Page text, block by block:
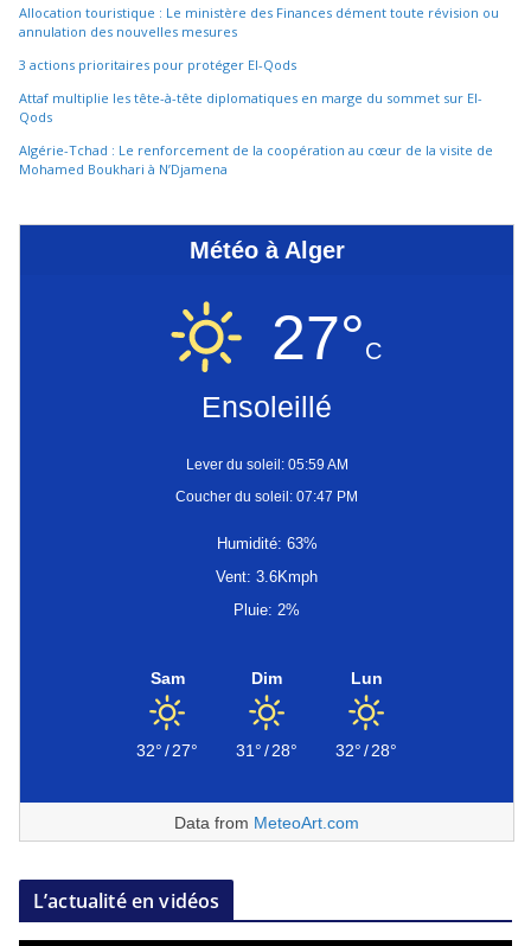
Allocation touristique : Le ministère des Finances dément toute révision ou
annulation des nouvelles mesures
3 actions prioritaires pour protéger El-Qods
Attaf multiplie les tête-à-tête diplomatiques en marge du sommet sur El-
Qods
Algérie-Tchad : Le renforcement de la coopération au cœur de la visite de
Mohamed Boukhari à N’Djamena
Météo à Alger
27°C
Ensoleillé
Lever du soleil: 05:59 AM
Coucher du soleil: 07:47 PM
Humidité: 63%
Vent: 3.6Kmph
Pluie: 2%
Sam
32°/27°
Dim
31°/28°
Lun
32°/28°
Data from MeteoArt.com
L’actualité en vidéos